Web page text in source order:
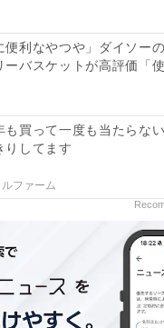
後にバターが余熱で溶けます
後は、上にのったバタ
ます。その様子は、な
ンが上がります。
便利なやつや」ダイソー
バスケットが高評価「使
も買って一度も当たらない
りしてます
ファーム